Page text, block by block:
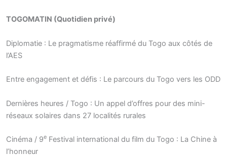
TOGOMATIN (Quotidien privé)
Diplomatie : Le pragmatisme réaffirmé du Togo aux côtés de
l’AES
Entre engagement et défis : Le parcours du Togo vers les ODD
Dernières heures / Togo : Un appel d’offres pour des mini-
réseaux solaires dans 27 localités rurales
Cinéma / 9e Festival international du film du Togo : La Chine à
l’honneur